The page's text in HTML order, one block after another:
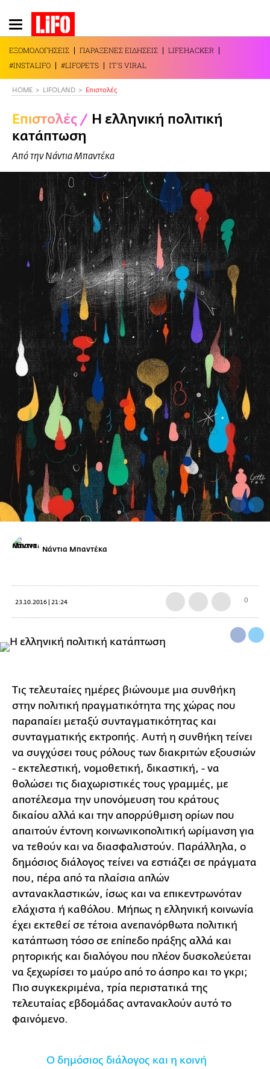
Παράκαμψη
προς
το
κυρίως
περιεχόμενο
ΕΞΟΜΟΛΟΓΗΣΕΙΣ ΠΑΡΑΞΕΝΕΣ ΕΙΔΗΣΕΙΣ
LIFEHACKER
#INSTALIFO
#LIFOPETS IT'S VIRAL
HOME LIFOLAND Επιστολές
Επιστολές / Η ελληνική πολιτική
κατάπτωση
Από την Νάντια Μπαντέκα
Νάντια Μπαντέκα
23.10.2016 | 21:24 0
Τις τελευταίες ημέρες βιώνουμε μια συνθήκη
στην πολιτική πραγματικότητα της χώρας που
παραπαίει μεταξύ συνταγματικότητας και
συνταγματικής εκτροπής. Αυτή η συνθήκη τείνει
να συγχύσει τους ρόλους των διακριτών εξουσιών
- εκτελεστική, νομοθετική, δικαστική, - να
θολώσει τις διαχωριστικές τους γραμμές, με
αποτέλεσμα την υπονόμευση του κράτους
δικαίου αλλά και την απορρύθμιση ορίων που
απαιτούν έντονη κοινωνικοπολιτική ωρίμανση για
να τεθούν και να διασφαλιστούν. Παράλληλα, ο
δημόσιος διάλογος τείνει να εστιάζει σε πράγματα
που, πέρα από τα πλαίσια απλών
αντανακλαστικών, ίσως και να επικεντρωνόταν
ελάχιστα ή καθόλου. Μήπως η ελληνική κοινωνία
έχει εκτεθεί σε τέτοια ανεπανόρθωτα πολιτική
κατάπτωση τόσο σε επίπεδο πράξης αλλά και
ρητορικής και διαλόγου που πλέον δυσκολεύεται
να ξεχωρίσει το μαύρο από το άσπρο και το γκρι;
Πιο συγκεκριμένα, τρία περιστατικά της
τελευταίας εβδομάδας αντανακλούν αυτό το
φαινόμενο.
Ο δημόσιος διάλογος και η κοινή